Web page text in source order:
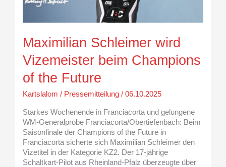
Maximilian Schleimer wird
Vizemeister beim Champions
of the Future
Kartslalom / Pressemitteilung / 06.10.2025
Starkes Wochenende in Franciacorta und gelungene
WM-Generalprobe Franciacorta/Obertiefenbach: Beim
Saisonfinale der Champions of the Future in
Franciacorta sicherte sich Maximilian Schleimer den
Vizetitel in der Kategorie KZ2. Der 17-jährige
Schaltkart-Pilot aus Rheinland-Pfalz überzeugte über